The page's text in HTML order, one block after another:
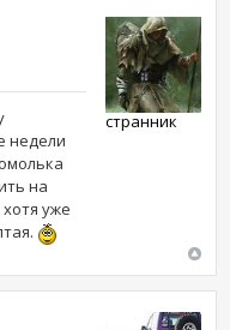
недели
на
уже
странник